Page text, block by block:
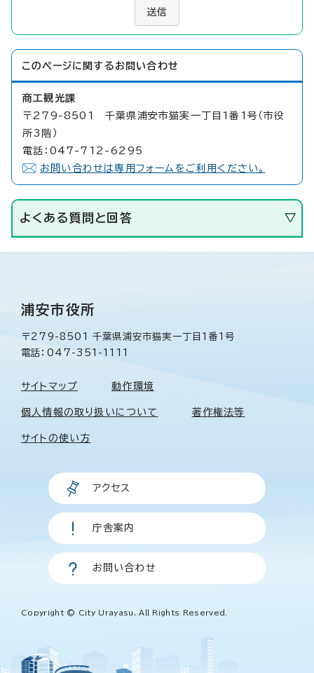
送信
このページに関する お問い合わせ
商工観光課
〒279-8501 千葉県浦安市猫実一丁目1番1号（市役
所3階）
電話：047-712-6295
お問い合わせは専用フォームをご利用ください。
よくある質問と回答
浦安市役所
〒279-8501 千葉県浦安市猫実一丁目1番1号
電話：047-351-1111
サイトマップ 動作環境
個人情報の取り扱いについて 著作権法等
サイトの使い方
アクセス
庁舎案内
お問い合わせ
Copyright © City Urayasu, All Rights Reserved.